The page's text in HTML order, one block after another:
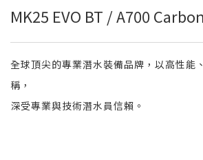
MK25 EVO BT / A700
全球頂尖的專業潛水裝備品牌，以高性能
稱，
深受專業與技術潛水員信賴。